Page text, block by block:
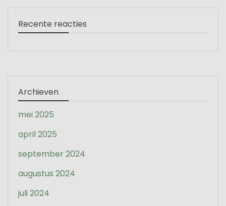
Recente reacties
Archieven
mei 2025
april 2025
september 2024
augustus 2024
juli 2024